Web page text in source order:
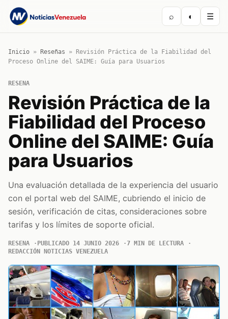
⌕ ◐ ☰
Inicio » Reseñas »
Revisión Práctica de la Fiabilidad del
Proceso Online del SAIME: Guía para Usuarios
RESENA
Revisión Práctica de la
Fiabilidad del Proceso
Online del SAIME: Guía
para Usuarios
Una evaluación detallada de la experiencia del usuario
con el portal web del SAIME, cubriendo el inicio de
sesión, verificación de citas, consideraciones sobre
tarifas y los límites de soporte oficial.
RESENA PUBLICADO 14 JUNIO 2026
7 MIN DE LECTURA
REDACCIÓN NOTICIAS VENEZUELA